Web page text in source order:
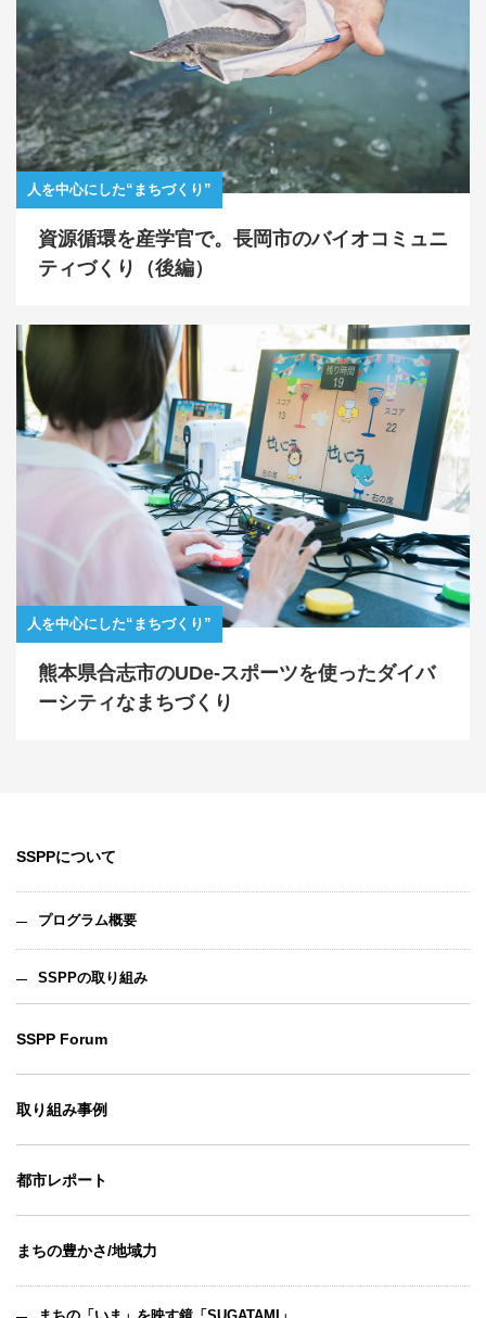
人を中心にした“まちづくり”
資源循環を産学官で。長岡市のバイオコミュニ
ティづくり（後編）
人を中心にした“まちづくり”
熊本県合志市のUDe-スポーツを使ったダイバ
ーシティなまちづくり
SSPPについて
プログラム概要
SSPPの取り組み
SSPP Forum
取り組み事例
都市レポート
まちの豊かさ/地域力